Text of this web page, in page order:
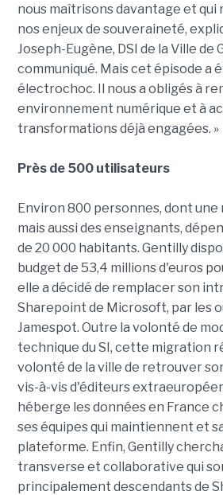
nous maîtrisons davantage et qui
nos enjeux de souveraineté,
Joseph-Eugène, DSI de la Ville de
communiqué. Mais cet épisode a
électrochoc. Il nous a obligés à
environnement numérique et à
transformations déjà engagées. »
Près de 500 utilisateurs
Environ 800 personnes, dont
mais aussi des enseignants,
de 20 000 habitants. Gentilly
budget de 53,4 millions d'euros
elle a décidé de remplacer son
Sharepoint de Microsoft, par les
Jamespot. Outre la volonté de
technique du SI, cette migration
volonté de la ville de retrouver
vis-à-vis d'éditeurs
héberge les données en France
ses équipes qui maintiennent et
plateforme. Enfin, Gentilly
transverse et collaborative qui
principalement descendants de